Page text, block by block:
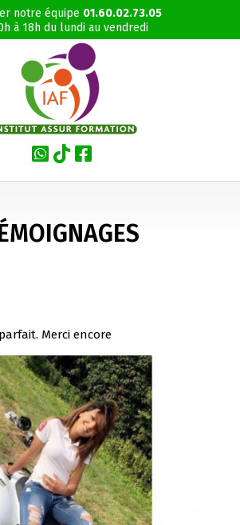
notre équipe 01.60.02.73.05
à 18h du lundi au vendredi
Merci encore